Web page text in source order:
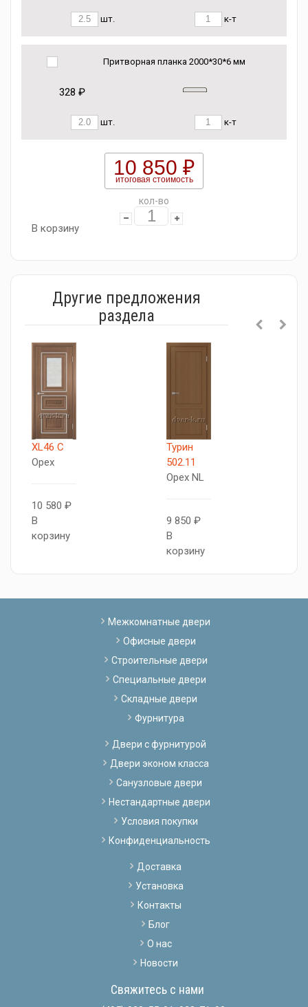
шт. к-т
Притворная планка 2000*30*6 мм
328 ₽
шт. к-т
10 850 ₽
итоговая стоимость
кол-во
В корзину
Другие предложения
раздела
XL46 C
Орех
10 580 ₽
В
корзину
Турин
502.11
Орех NL
9 850 ₽
В
корзину
Межкомнатные двери
Офисные двери
Строительные двери
Специальные двери
Складные двери
Фурнитура
Двери с фурнитурой
Двери эконом класса
Санузловые двери
Нестандартные двери
Условия покупки
Конфиденциальность
Доставка
Установка
Контакты
Блог
О нас
Новости
Свяжитесь с нами